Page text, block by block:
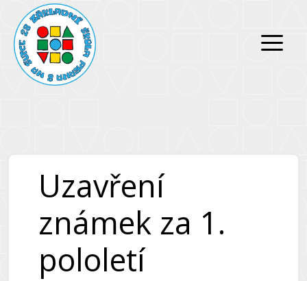
Přeskočit
obsah
Přeskočit
obsah
Uzavření
známek za 1.
pololetí